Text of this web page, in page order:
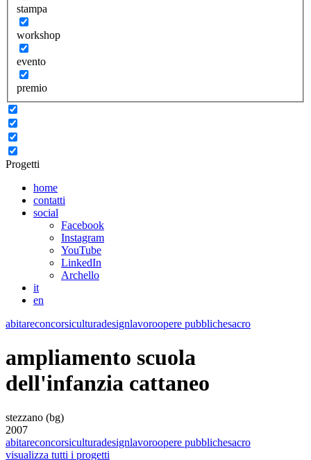
stampa
workshop
evento
premio
Progetti
home
contatti
social
Facebook
Instagram
YouTube
LinkedIn
Archello
it
en
abitareconcorsiculturadesignlavoroopere pubblichesacro
ampliamento scuola
dell'infanzia cattaneo
stezzano (bg)
2007
abitareconcorsiculturadesignlavoroopere pubblichesacro
visualizza tutti i progetti